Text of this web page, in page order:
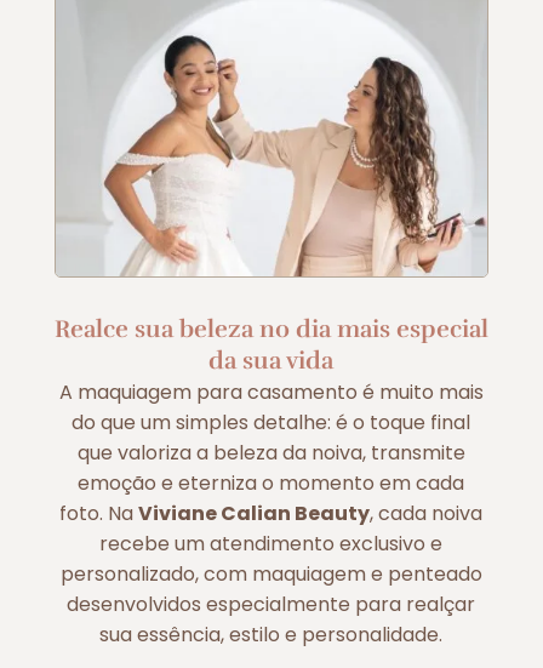
Realce sua beleza no dia mais especial
da sua vida
A maquiagem para casamento é muito mais
do que um simples detalhe: é o toque final
que valoriza a beleza da noiva, transmite
emoção e eterniza o momento em cada
foto. NaViviane Calian Beauty, cada noiva
recebe um atendimento exclusivo e
personalizado, com maquiagem e penteado
desenvolvidos especialmente para realçar
sua essência, estilo e personalidade.